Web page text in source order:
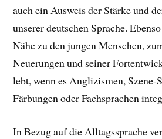
auch ein Ausweis der Stärke und
unserer deutschen Sprache.
Nähe zu den jungen Menschen,
Neuerungen und seiner
lebt, wenn es Anglizismen, Szene-
Färbungen oder Fachsprachen
In Bezug auf die Alltagssprache